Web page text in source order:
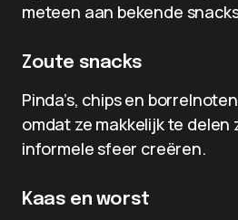
meteen aan bekende
Zoute snacks
Pinda’s, chips en
omdat ze makkelijk te delen
informele sfeer creëren.
Kaas en worst